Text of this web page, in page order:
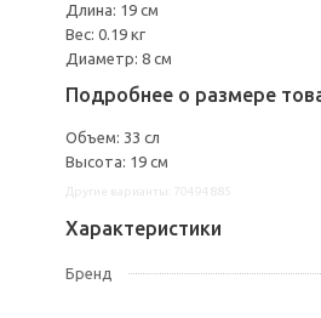
Длина: 19 см
Вес: 0.19 кг
Диаметр: 8 см
Подробнее о размере
Объем: 33 сл
Высота: 19 см
Характеристики
Бренд